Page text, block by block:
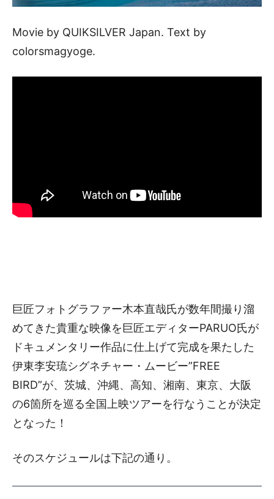
Movie by QUIKSILVER Japan. Text by
colorsmagyoge.
巨匠フォトグラファー木本直哉氏が数年間撮り溜
めてきた貴重な映像を巨匠エディターPARUO氏が
ドキュメンタリー作品に仕上げて完成を果たした
伊東李安琉シグネチャー・ムービー”FREE
BIRD”が、茨城、沖縄、高知、湘南、東京、大阪
の6箇所を巡る全国上映ツアーを行なうことが決定
となった！
そのスケジュールは下記の通り。